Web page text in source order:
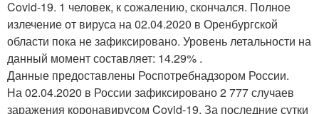
Covid-19. 1 человек, к сожалению, скончался. Полное
излечение от вируса на 02.04.2020 в Оренбургской
области пока не зафиксировано. Уровень летальности на
данный момент составляет: 14.29% .
Данные предоставлены Роспотребнадзором России.
На 02.04.2020 в России зафиксировано 2 777 случаев
заражения коронавирусом Covid-19. За последние сутки